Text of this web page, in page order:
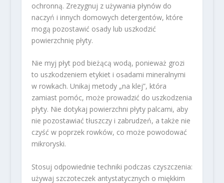
ochronną. Zrezygnuj z używania płynów do
naczyń i innych domowych detergentów, które
mogą pozostawić osady lub uszkodzić
powierzchnię płyty.
Nie myj płyt pod bieżącą wodą, ponieważ grozi
to uszkodzeniem etykiet i osadami mineralnymi
w rowkach. Unikaj metody „na klej”, która
zamiast pomóc, może prowadzić do uszkodzenia
płyty. Nie dotykaj powierzchni płyty palcami, aby
nie pozostawiać tłuszczy i zabrudzeń, a także nie
czyść w poprzek rowków, co może powodować
mikroryski.
Stosuj odpowiednie techniki podczas czyszczenia:
używaj szczoteczek antystatycznych o miękkim